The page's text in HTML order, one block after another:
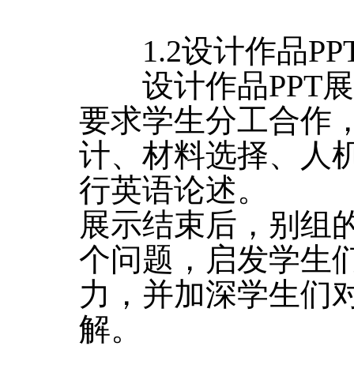
1.2设计作品
设计作品PPT展
要求学生分工合作
计、材料选择、人
行英语论述。
展示结束后，别组
个问题，启发学生
力，并加深学生们
解。